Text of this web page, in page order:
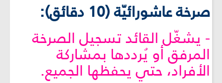
صرخة عاشورائيّة (10 دقائق):
- يشغّل القائد تسجيل الصرخة
المرفق أو يُرددها بمشاركة
الأفراد، حتي يحفظها الجميع.